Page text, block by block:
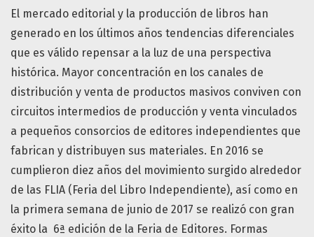
El mercado editorial y la producción de libros han
generado en los últimos años tendencias diferenciales
que es válido repensar a la luz de una perspectiva
histórica. Mayor concentración en los canales de
distribución y venta de productos masivos conviven con
circuitos intermedios de producción y venta vinculados
a pequeños consorcios de editores independientes que
fabrican y distribuyen sus materiales. En 2016 se
cumplieron diez años del movimiento surgido alrededor
de las FLIA (Feria del Libro Independiente), así como en
la primera semana de junio de 2017 se realizó con gran
éxito la 6ª edición de la Feria de Editores. Formas